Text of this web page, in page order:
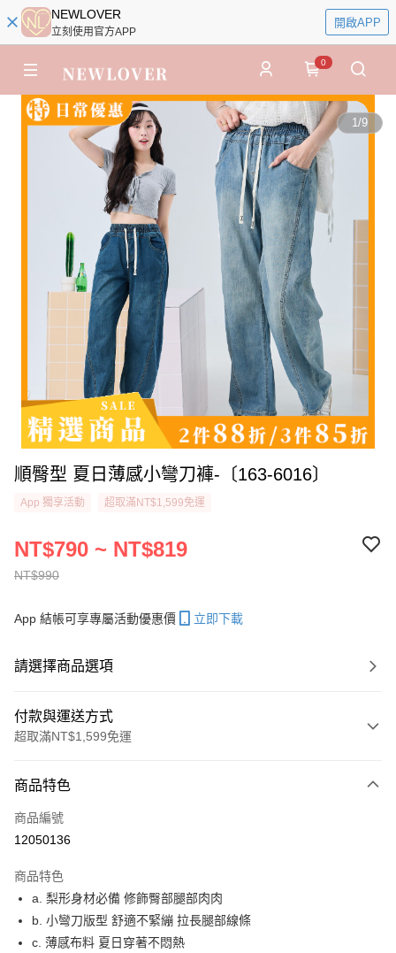
NEWLOVER
立刻使用官方APP
開啟APP
0
1/9
順臀型 夏日薄感小彎刀褲-〔163-6016〕
App 獨享活動 超取滿NT$1,599免運
NT$990
NT$790 ~ NT$819
App 結帳可享專屬活動優惠價 立即下載
請選擇商品選項
付款與運送方式
超取滿NT$1,599免運
信用卡一次付款
超商取貨付款
ATM付款
貨到付款
商品特色
商品編號
12050136
商品特色
a. 梨形身材必備 修飾臀部腿部肉肉
b. 小彎刀版型 舒適不緊繃 拉長腿部線條
c. 薄感布料 夏日穿著不悶熱